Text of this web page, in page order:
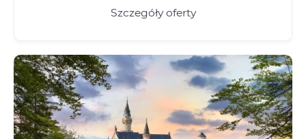
Szczegóły oferty